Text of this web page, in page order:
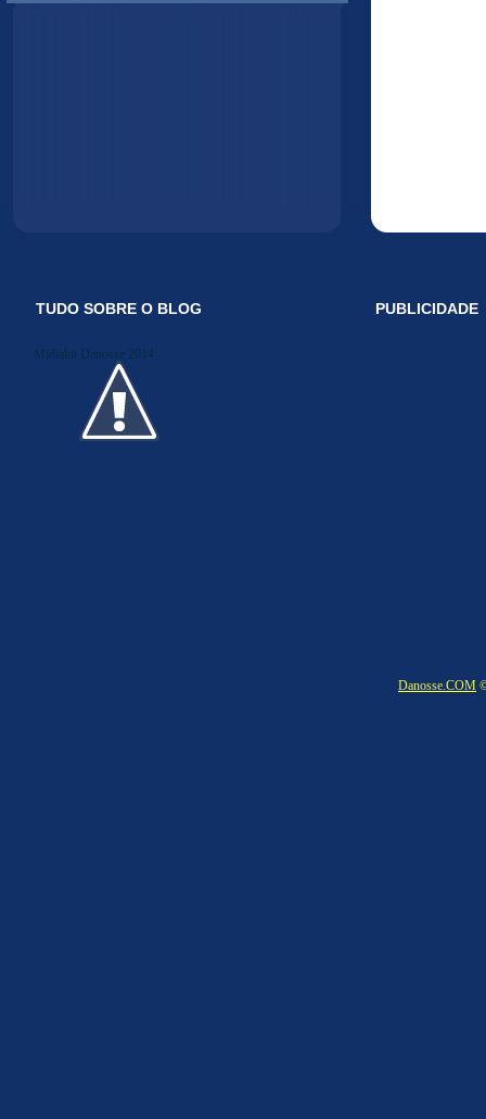
TUDO SOBRE O BLOG
Midiakit Danosse 2014
PUBLICIDADE
Danosse.COM